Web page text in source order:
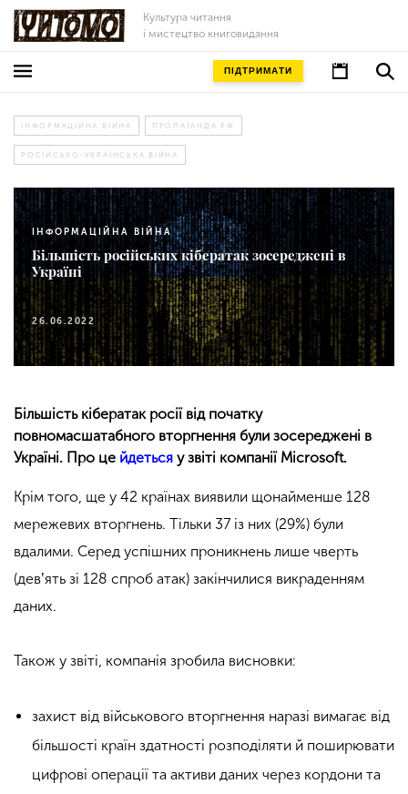
Культура читання
і мистецтво книговидання
ПІДТРИМАТИ
ІНФОРМАЦІЙНА ВІЙНА ПРОПАГАНДА РФ
РОСІЙСЬКО-УКРАЇНСЬКА ВІЙНА
ІНФОРМАЦІЙНА ВІЙНА
Більшість російських кібератак зосереджені в
Україні
26.06.2022
Більшість кібератак росії від початку
повномасшатабного вторгнення були зосереджені в
Україні. Про це йдеться у звіті компанії Microsoft.
Крім того, ще у 42 країнах виявили щонайменше 128
мережевих вторгнень. Тільки 37 із них (29%) були
вдалими. Серед успішних проникнень лише чверть
(девʼять зі 128 спроб атак) закінчилися викраденням
даних.
Також у звіті, компанія зробила висновки:
захист від військового вторгнення наразі вимагає від
більшості країн здатності розподіляти й поширювати
цифрові операції та активи даних через кордони та